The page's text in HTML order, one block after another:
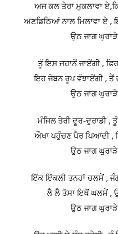
ਅਜ ਕਲ ਤੇਰਾ ਮੁਕਲਾਵਾ
ਅਣਡਿਠਿਆਂ ਨਾਲ ਮਿਲਾਵਾ ਏ ,
ਉਠ ਜਾਗ
ਤੂੰ ਇਸ ਜਹਾਨੋਂ ਜਾਏਂਗੀ ,
ਇਹ ਜੋਬਨ ਰੂਪ ਵੰਝਾਏਂਗੀ , ਤੈਂ
ਉਠ ਜਾਗ
ਮੰਜਿਲ ਤੇਰੀ ਦੂਰ-ਦੁਰਾਡੀ ,
ਔਖਾ ਪਹੁੰਚਣ ਪੈਰ ਪਿਆਦੀ ,
ਉਠ ਜਾਗ
ਇੱਕ ਇੱਕਲੀ ਤਨਹਾਂ ਚਲਸੇਂ ,
ਲੈ ਲੈ ਤੋਸਾ ਇਥੋਂ ਘਲਸੇਂ ,
ਉਠ ਜਾਗ